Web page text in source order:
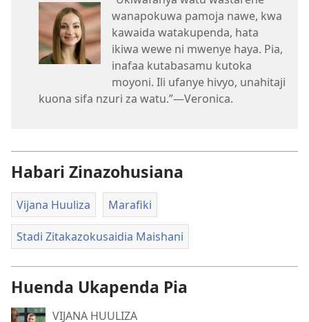
wanapokuwa pamoja nawe, kwa
kawaida watakupenda, hata
ikiwa wewe ni mwenye haya. Pia,
inafaa kutabasamu kutoka
moyoni. Ili ufanye hivyo, unahitaji
kuona sifa nzuri za watu.”—Veronica.
Habari Zinazohusiana
Vijana Huuliza Marafiki
Stadi Zitakazokusaidia Maishani
Huenda Ukapenda Pia
VIJANA HUULIZA